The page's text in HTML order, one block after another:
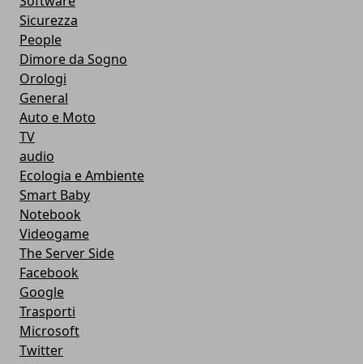
Sicurezza
People
Dimore da Sogno
Orologi
General
Auto e Moto
TV
audio
Ecologia e Ambiente
Smart Baby
Notebook
Videogame
The Server Side
Facebook
Google
Trasporti
Microsoft
Twitter